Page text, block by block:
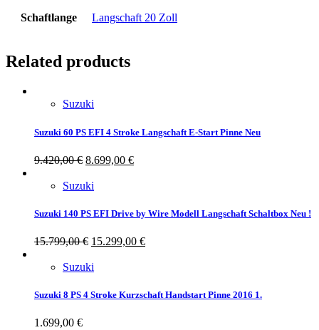
Schaftlange Langschaft 20 Zoll
Related products
Suzuki
Suzuki 60 PS EFI 4 Stroke Langschaft E-Start Pinne Neu
9.420,00€ 8.699,00 €
Suzuki
Suzuki 140 PS EFI Drive by Wire Modell Langschaft Schaltbox Neu !
15.799,00€ 15.299,00 €
Suzuki
Suzuki 8 PS 4 Stroke Kurzschaft Handstart Pinne 2016 1.
1.699,00 €